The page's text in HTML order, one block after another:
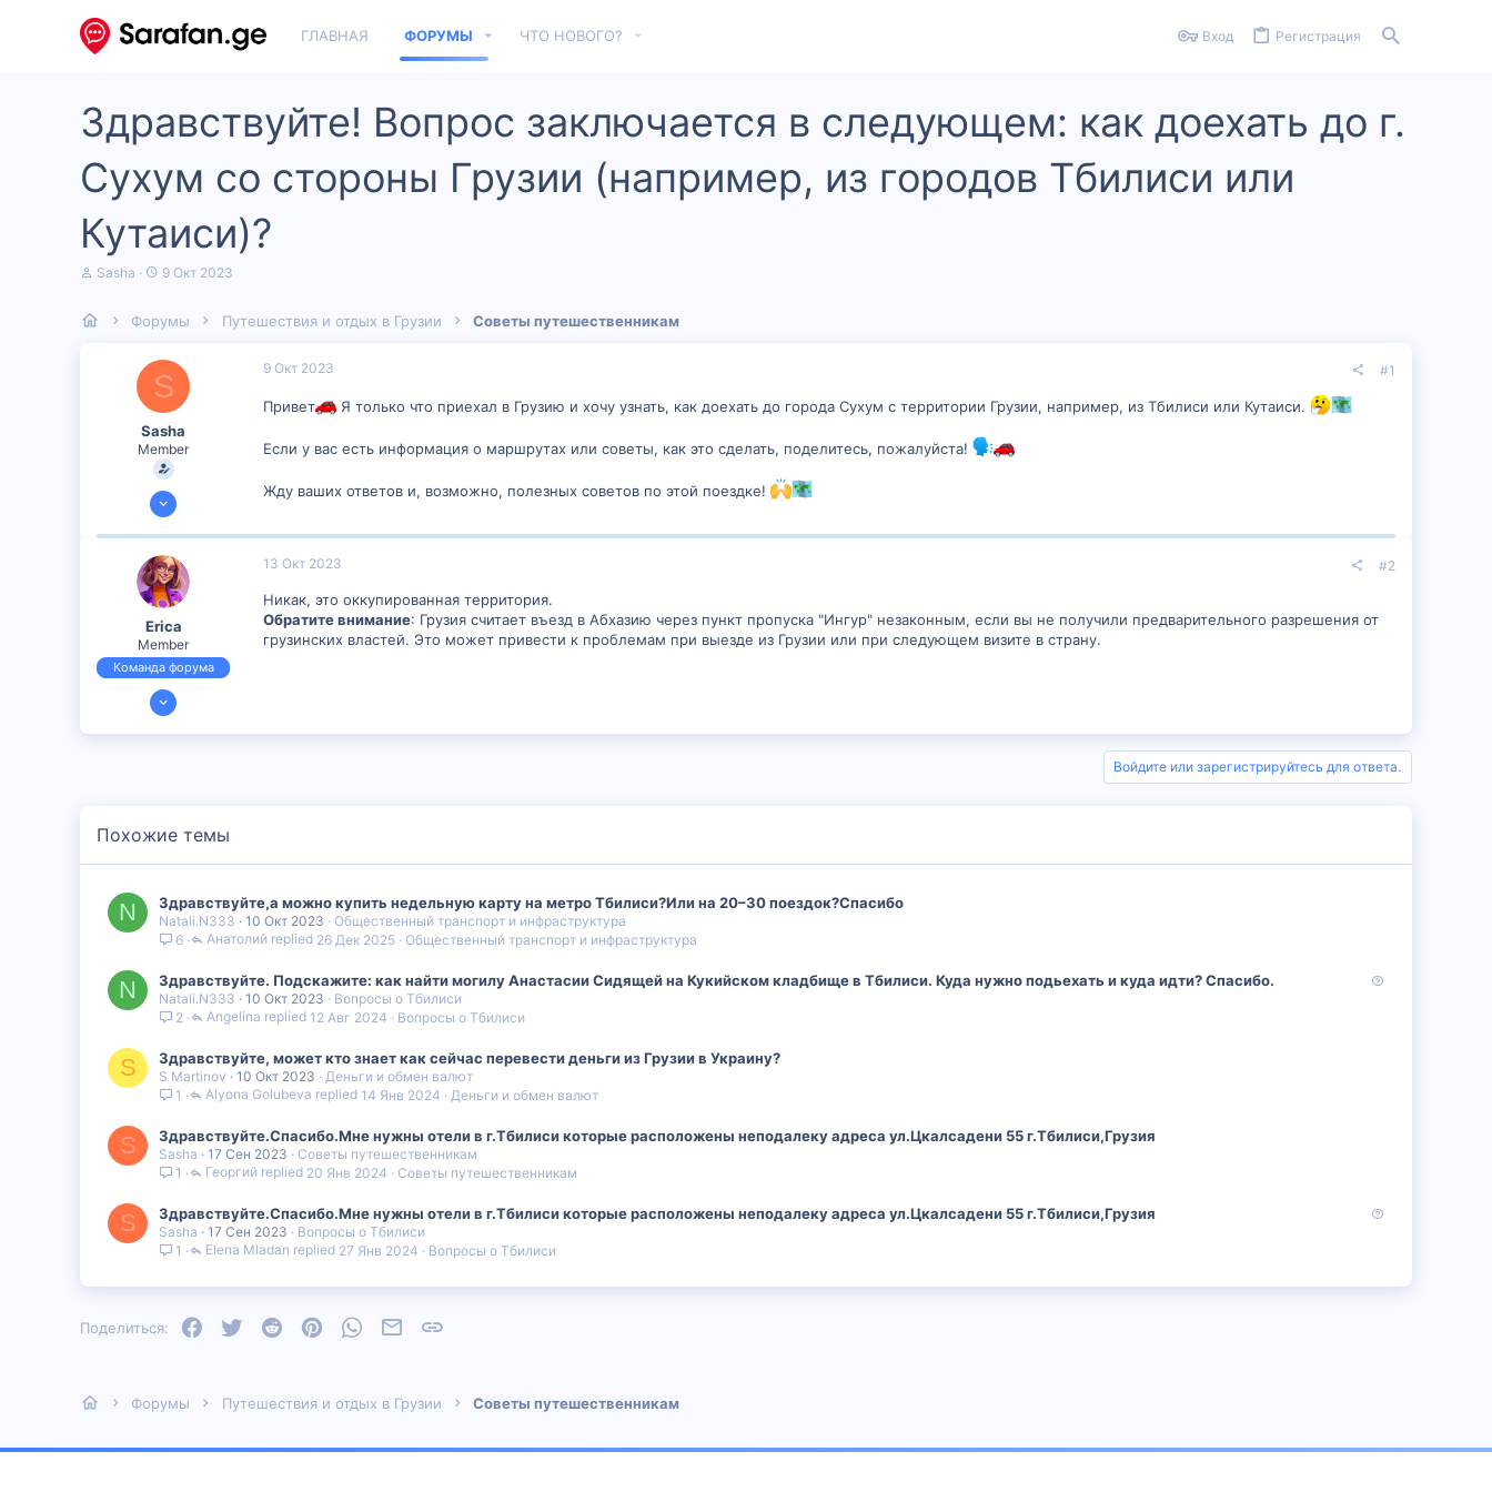
ГЛАВНАЯ ФОРУМЫ ЧТО НОВОГО? Вход Регистрация
Здравствуйте! Вопрос заключается в следующем: как доехать до г.
Сухум со стороны Грузии (например, из городов Тбилиси или
Кутаиси)?
А
о
Sasha
Д
а
а
ч
а
л
а
9 Окт 2023
Форумы Путешествия и отдых в Грузии Советы путешественникам
S
Sasha
Member
6 Сен 2023
9 Окт 2023 #1
Привет Я только что приехал в Грузию и хочу узнать, как доехать до города Сухум с территории Грузии, например, из Тбилиси или Кутаиси.
Если у вас есть информация о маршрутах или советы, как это сделать, поделитесь, пожалуйста!
Жду ваших ответов и, возможно, полезных советов по этой поездке!
Erica
Member
Команда форума
23 Июн 2023
13 Окт 2023 #2
Никак, это оккупированная территория.
Обратите внимание: Грузия считает въезд в Абхазию через пункт пропуска "Ингур" незаконным, если вы не получили предварительного разрешения от
грузинских властей. Это может привести к проблемам при выезде из Грузии или при следующем визите в страну.
Войдите или зарегистрируйтесь для ответа.
Похожие темы
N Здравствуйте,а можно купить недельную карту на метро Тбилиси?Или на 20–30 поездок?Спасибо
Natali.N333 10 Окт 2023
Общественный транспорт и инфраструктура
6
Общественный транспорт и инфраструктура
26 Дек 2025
Анатолий
N Здравствуйте. Подскажите: как найти могилу Анастасии Сидящей на Кукийском кладбище в Тбилиси. Куда нужно подьехать и куда идти? Спасибо.
Natali.N333 10 Окт 2023
Вопросы о Тбилиси
2
Вопросы о Тбилиси
12 Авг 2024
Angelina
S Здравствуйте, может кто знает как сейчас перевести деньги из Грузии в Украину?
S Martinov 10 Окт 2023
Деньги и обмен валют
1
Деньги и обмен валют
14 Янв 2024
Alyona Golubeva
S Здравствуйте.Спасибо.Мне нужны отели в г.Тбилиси которые расположены неподалеку адреса ул.Цкалсадени 55 г.Тбилиси,Грузия
Sasha 17 Сен 2023
Советы путешественникам
1
Советы путешественникам
20 Янв 2024
Георгий
S
о
Здравствуйте.Спасибо.Мне нужны отели в г.Тбилиси которые расположены неподалеку адреса ул.Цкалсадени 55 г.Тбилиси,Грузия
Sasha 17 Сен 2023
Вопросы о Тбилиси
1
Вопросы о Тбилиси
27 Янв 2024
Elena Mladan
Поделиться: Facebook
Twitter Reddit PinterestWhatsAppЭлектронная почта
Форумы Путешествия и отдых в Грузии Советы путешественникам